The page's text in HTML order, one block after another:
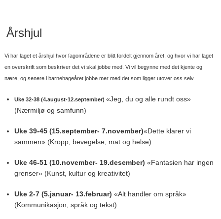
Årshjul
Vi har laget et årshjul hvor fagområdene er blitt fordelt gjennom året, og hvor vi har laget
en overskrift som beskriver det vi skal jobbe med. Vi vil begynne med det kjente og
nære, og senere i barnehageåret jobbe mer med det som ligger utover oss selv.
Uke 32-38 (4.august-12.september) «Jeg, du og alle rundt oss»
(Nærmiljø og samfunn)
Uke 39-45 (15.september- 7.november)«Dette klarer vi
sammen» (Kropp, bevegelse, mat og helse)
Uke 46-51 (10.november- 19.desember) «Fantasien har ingen
grenser» (Kunst, kultur og kreativitet)
Uke 2-7 (5.januar- 13.februar) «Alt handler om språk»
(Kommunikasjon, språk og tekst)